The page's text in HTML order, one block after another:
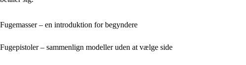
Fugemasser – en introduktion for begyndere
Fugepistoler – sammenlign modeller uden at vælge side